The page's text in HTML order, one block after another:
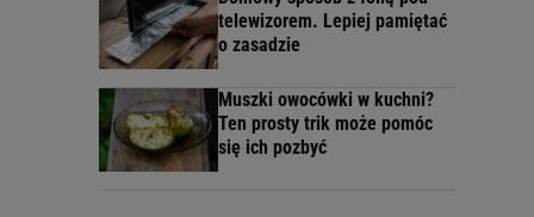
telewizorem. Lepiej pamiętać
o zasadzie
Muszki owocówki w kuchni?
Ten prosty trik może pomóc
się ich pozbyć